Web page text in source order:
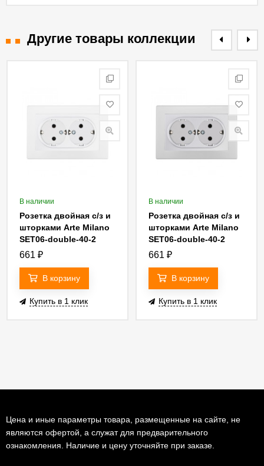
Другие товары коллекции
В наличии
Розетка двойная с/з и
шторками Arte Milano
SET06-double-40-2
white
661 ₽
В корзину
Купить в 1 клик
В наличии
Розетка двойная с/з и
шторками Arte Milano
SET06-double-40-2
silver
661 ₽
В корзину
Купить в 1 клик
Цена и иные параметры товара, размещенные на сайте, не
являются офертой, а служат для предварительного
ознакомления. Наличие и цену уточняйте при заказе.